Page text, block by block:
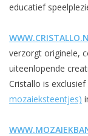
educatief
verzorgt originele,
uiteenlopende
Cristallo is
mozaieksteentjes)